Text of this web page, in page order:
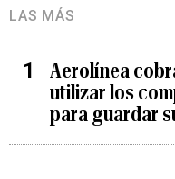
LAS MÁS
Aerolínea
utilizar los
para guardar